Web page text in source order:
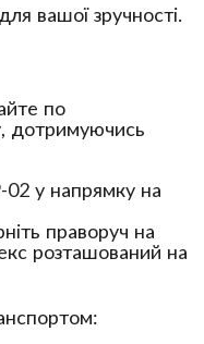
вашої зручності.
по
дотримуючись
у напрямку на
праворуч на
розташований на